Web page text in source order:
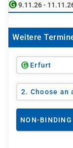
9.11.26 -
Weitere
Erfurt
2. Choose an
NON-